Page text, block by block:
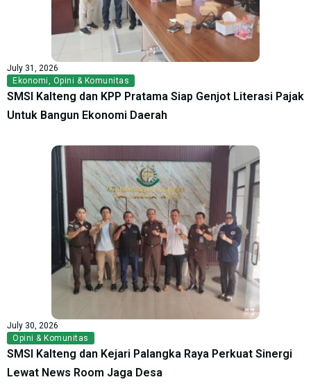
July 31, 2026
Ekonomi, Opini & Komunitas
SMSI Kalteng dan KPP Pratama Siap Genjot Literasi Pajak
Untuk Bangun Ekonomi Daerah
July 30, 2026
Opini & Komunitas
SMSI Kalteng dan Kejari Palangka Raya Perkuat Sinergi
Lewat News Room Jaga Desa